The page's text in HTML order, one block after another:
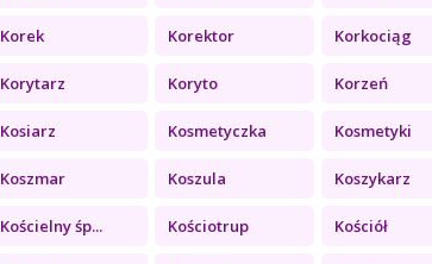
Korek Korektor Korkociąg
Korytarz Koryto Korzeń
Kosiarz Kosmetyczka Kosmetyki
Koszmar Koszula Koszykarz
Kościelny śp... Kościotrup Kościół